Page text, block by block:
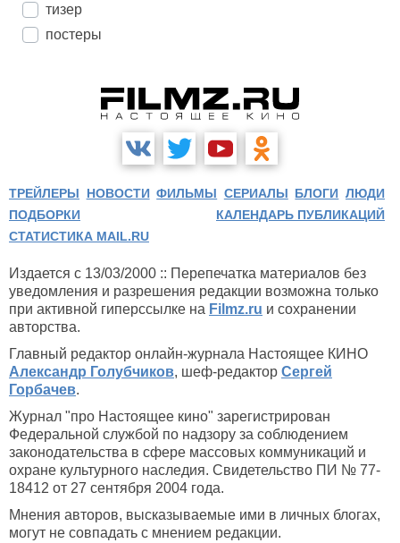
тизер
постеры
ТРЕЙЛЕРЫ НОВОСТИ ФИЛЬМЫ СЕРИАЛЫ БЛОГИ ЛЮДИ
ПОДБОРКИ
КАЛЕНДАРЬ ПУБЛИКАЦИЙ
СТАТИСТИКА MAIL.RU
Издается с 13/03/2000 :: Перепечатка материалов без
уведомления и разрешения редакции возможна только
при активной гиперссылке на Filmz.ru и сохранении
авторства.
Главный редактор онлайн-журнала Настоящее КИНО
Александр Голубчиков, шеф-редактор Сергей
Горбачев.
Журнал "про Настоящее кино" зарегистрирован
Федеральной службой по надзору за соблюдением
законодательства в сфере массовых коммуникаций и
охране культурного наследия. Свидетельство ПИ № 77-
18412 от 27 сентября 2004 года.
Мнения авторов, высказываемые ими в личных блогах,
могут не совпадать с мнением редакции.